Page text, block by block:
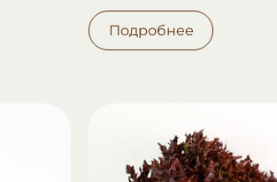
Подробнее